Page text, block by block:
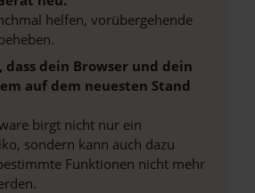
helfen, vorübergehende
dass dein Browser und dein
auf dem neuesten Stand
birgt nicht nur ein
sondern kann auch dazu
Funktionen nicht mehr